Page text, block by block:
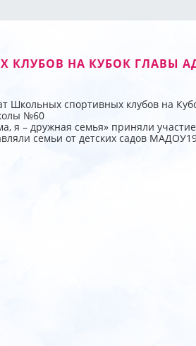
НА КУБОК ГЛАВЫ
Школьных спортивных клубов на
№60
я – дружная семья» приняли
семьи от детских садов